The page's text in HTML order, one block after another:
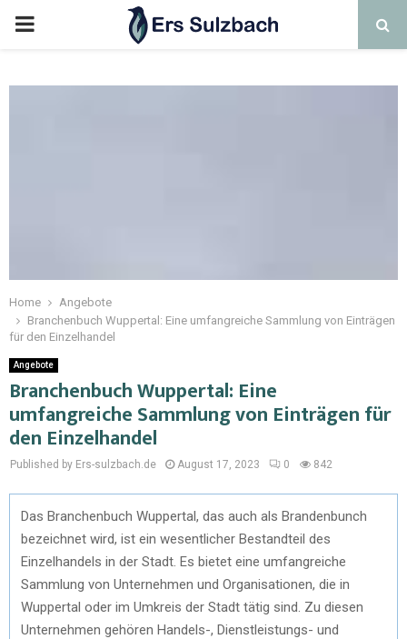
Home
Angebote
Branchenbuch Wuppertal: Eine umfangreiche Sammlung von Einträgen
für den Einzelhandel
Angebote
Branchenbuch Wuppertal: Eine
umfangreiche Sammlung von Einträgen für
den Einzelhandel
Published by Ers-sulzbach.de August 17, 2023 0 842
Das Branchenbuch Wuppertal, das auch als Brandenbunch
bezeichnet wird, ist ein wesentlicher Bestandteil des
Einzelhandels in der Stadt. Es bietet eine umfangreiche
Sammlung von Unternehmen und Organisationen, die in
Wuppertal oder im Umkreis der Stadt tätig sind. Zu diesen
Unternehmen gehören Handels-, Dienstleistungs- und